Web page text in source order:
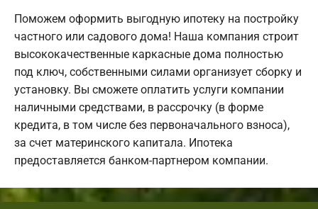
Поможем оформить выгодную ипотеку на постройку
частного или садового дома! Наша компания строит
высококачественные каркасные дома полностью
под ключ, собственными силами организует сборку и
установку. Вы сможете оплатить услуги компании
наличными средствами, в рассрочку (в форме
кредита, в том числе без первоначального взноса),
за счет материнского капитала. Ипотека
предоставляется банком-партнером компании.